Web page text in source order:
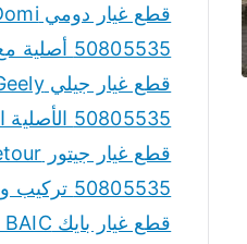
50805535 أصلية مع التركيب
50805535 الأصلية المكفولة
50805535 تركيب وصيانة